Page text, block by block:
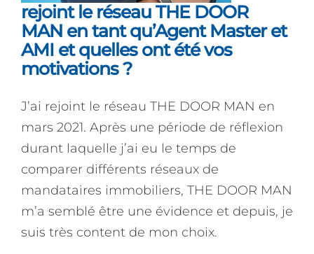
rejoint le réseau THE DOOR
MAN en tant qu’Agent Master et
AMI et quelles ont été vos
motivations ?
J’ai rejoint le réseau THE DOOR MAN en
mars 2021. Après une période de réflexion
durant laquelle j’ai eu le temps de
comparer différents réseaux de
mandataires immobiliers, THE DOOR MAN
m’a semblé être une évidence et depuis, je
suis très content de mon choix.